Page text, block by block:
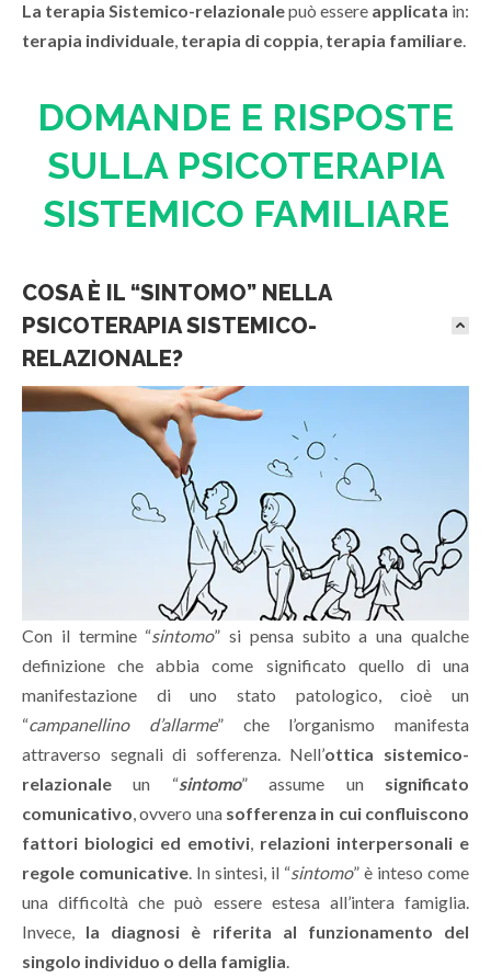
La terapia Sistemico-relazionalepuò essere applicata in:
terapia individuale, terapia di coppia, terapia familiare.
DOMANDE E RISPOSTE
SULLA PSICOTERAPIA
SISTEMICO FAMILIARE
COSA È IL “SINTOMO” NELLA
PSICOTERAPIA SISTEMICO-
RELAZIONALE?
Con il termine “sintomo” si pensa subito a una qualche
definizione che abbia come significato quello di una
manifestazione di uno stato patologico, cioè un
“campanellino d’allarme” che l’organismo manifesta
attraverso segnali di sofferenza. Nell’ottica sistemico-
relazionale un “sintomo” assume un significato
comunicativo , ovvero una sofferenza in cui confluiscono
fattori biologici ed emotivi relazioni interpersonali e
regole comunicative . In sintesi, il “sintomo” è inteso come
una difficoltà che può essere estesa all’intera famiglia.
Invece, la diagnosi è riferita al funzionamento del
singolo individuo o della famiglia